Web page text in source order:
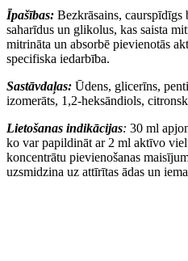
Īpašības: Bezkrāsains, caurspīdīgs
saharīdus un glikolus, kas saista
mitrināta un absorbē pievienotās
specifiska iedarbība.
Sastāvdaļas: Ūdens, glicerīns,
izomerāts, 1,2-heksāndiols,
Lietošanas indikācijas: 30 ml
ko var papildināt ar 2 ml aktīvo
koncentrātu pievienošanas
uzsmidzina uz attīrītas ādas un